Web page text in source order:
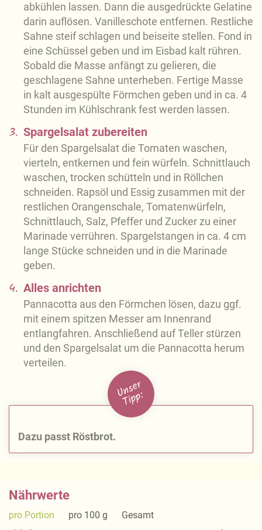
abkühlen lassen. Dann die ausgedrückte Gelatine
darin auflösen. Vanilleschote entfernen. Restliche
Sahne steif schlagen und beiseite stellen. Fond in
eine Schüssel geben und im Eisbad kalt rühren.
Sobald die Masse anfängt zu gelieren, die
geschlagene Sahne unterheben. Fertige Masse
in kalt ausgespülte Förmchen geben und in ca. 4
Stunden im Kühlschrank fest werden lassen.
3. Spargelsalat zubereiten
Für den Spargelsalat die Tomaten waschen,
vierteln, entkernen und fein würfeln. Schnittlauch
waschen, trocken schütteln und in Röllchen
schneiden. Rapsöl und Essig zusammen mit der
restlichen Orangenschale, Tomatenwürfeln,
Schnittlauch, Salz, Pfeffer und Zucker zu einer
Marinade verrühren. Spargelstangen in ca. 4 cm
lange Stücke schneiden und in die Marinade
geben.
4. Alles anrichten
Pannacotta aus den Förmchen lösen, dazu ggf.
mit einem spitzen Messer am Innenrand
entlangfahren. Anschließend auf Teller stürzen
und den Spargelsalat um die Pannacotta herum
verteilen.
U
n
s
e
r
Ti
p
p:
Dazu passt Röstbrot.
Nährwerte
pro Portion pro 100 g Gesamt